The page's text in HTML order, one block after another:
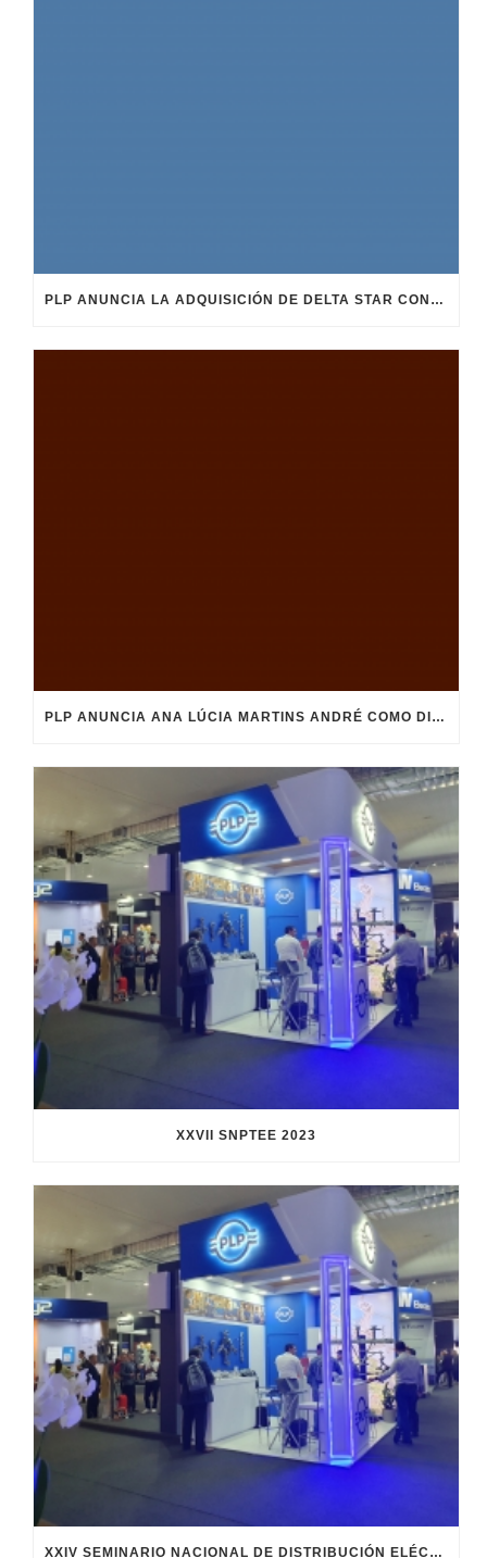
PLP ANUNCIA LA ADQUISICIÓN DE DELTA STAR CONECTORES ELÉCTRICOS Y REFUERZA SU ESTRATEGIA DE CRECIMIENTO GLOBAL
PLP ANUNCIA ANA LÚCIA MARTINS ANDRÉ COMO DIRECTORA GENERAL DE PLP BRASIL
XXVII SNPTEE 2023
XXIV SEMINARIO NACIONAL DE DISTRIBUCIÓN ELÉCTRICA (SENDI 2023)